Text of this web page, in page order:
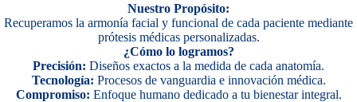
Nuestro Propósito:
Recuperamos la armonía facial y funcional de cada paciente mediante
prótesis médicas personalizadas.
¿Cómo lo logramos?
Precisión: Diseños exactos a la medida de cada anatomía.
Tecnología: Procesos de vanguardia e innovación médica.
Compromiso: Enfoque humano dedicado a tu bienestar integral.